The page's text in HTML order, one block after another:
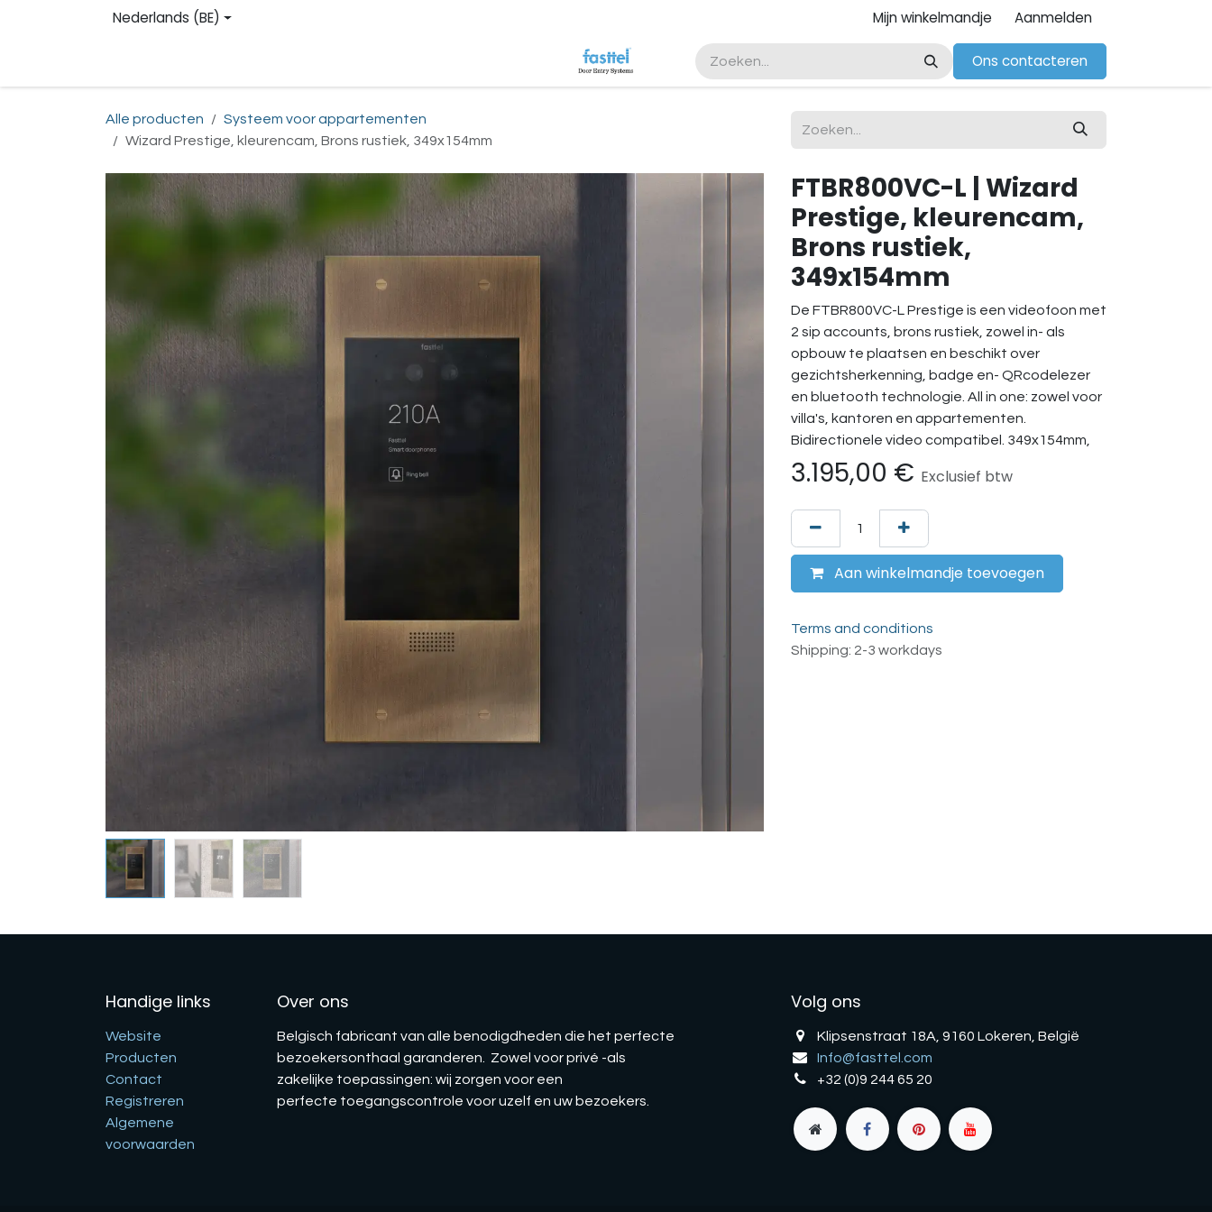
Overslaan naar inhoudNederlands (BE) Mijn winkelmandje Aanmelden
Ons contacteren
Alle producten
Systeem voor appartementen
Wizard Prestige, kleurencam, Brons rustiek, 349x154mm
FTBR800VC-L | Wizard
Prestige, kleurencam,
Brons rustiek,
349x154mm
De FTBR800VC-L Prestige is een videofoon met
2 sip accounts, brons rustiek, zowel in- als
opbouw te plaatsen en beschikt over
gezichtsherkenning, badge en- QRcodelezer
en bluetooth technologie. All in one: zowel voor
villa's, kantoren en appartementen.
Bidirectionele video compatibel. 349x154mm,
3.195,00 € Exclusief btw
Aan winkelmandje toevoegen
Terms and conditions
Shipping: 2-3 workdays
Handige links
Website
Producten
Contact
Registreren
Algemene
voorwaarden
Over ons
Belgisch fabricant van alle benodigdheden die het perfecte
bezoekersonthaal garanderen. Zowel voor privé -als
zakelijke toepassingen: wij zorgen voor een
perfecte toegangscontrole voor uzelf en uw bezoekers.
Volg ons
Klipsenstraat 18A, 9160 Lokeren, België
Info@fasttel.com
+32 (0)9 244 65 20